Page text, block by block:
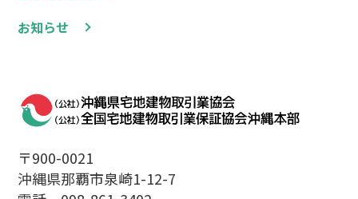
お知らせ
〒900-0021
沖縄県那覇市泉崎1-12-7